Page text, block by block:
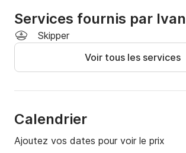
Services fournis par Ivan
Skipper
Voir tous les services
Calendrier
Ajoutez vos dates pour voir le prix